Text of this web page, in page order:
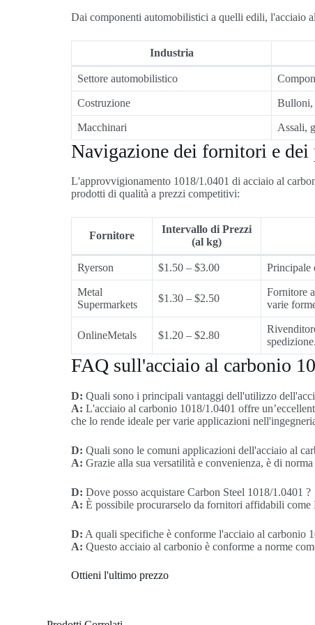
Dai componenti automobilistici a quelli edili, l'acciaio
Industria
Settore automobilistico
Costruzione Bulloni,
Macchinari Assali,
Navigazione dei fornitori e dei
L'approvvigionamento 1018/1.0401 di acciaio al
prodotti di qualità a prezzi competitivi:
Fornitore
Intervallo di Prezzi
(al kg)
Ryerson $1.50 – $3.00 Principale
Metal
Supermarkets
$1.30 – $2.50
Fornitore
varie
OnlineMetals $1.20 – $2.80
spedizione.
FAQ sull'acciaio al carbonio
D: Quali sono i principali vantaggi dell'utilizzo
A: L'acciaio al carbonio 1018/1.0401 offre
che lo rende ideale per varie applicazioni
D: Quali sono le comuni applicazioni dell'acciaio al
A: Grazie alla sua versatilità e convenienza, è di
D: Dove posso acquistare Carbon Steel 1018/1.0401 ?
A: È possibile procurarselo da fornitori affidabili
D: A quali specifiche è conforme l'acciaio al carbonio
A: Questo acciaio al carbonio è conforme a norme
Ottieni l'ultimo prezzo